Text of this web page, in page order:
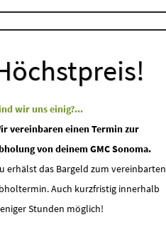
wir uns einig?...
vereinbaren einen Termin zur
von deinem GMC Sonoma.
erhälst das Bargeld zum vereinbarten
Auch kurzfristig innerhalb
Stunden möglich!